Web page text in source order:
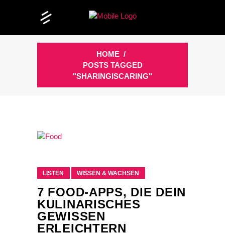
HOME /
POSTS TAGGED
"SHARINGISCARING"
LISTEN WISSEN & WACHSEN
7 FOOD-APPS, DIE DEIN
KULINARISCHES
GEWISSEN
ERLEICHTERN